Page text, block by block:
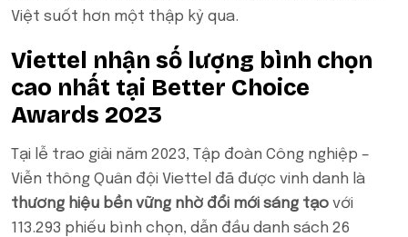
Việt suốt hơn một thập kỷ qua.
Viettel nhận số lượng bình chọn
cao nhất tại Better Choice
Awards 2023
Tại lễ trao giải năm 2023, Tập đoàn Công nghiệp –
Viễn thông Quân đội Viettel đã được vinh danh là
thương hiệu bền vững nhờ đổi mới sáng tạo với
113.293 phiếu bình chọn, dẫn đầu danh sách 26